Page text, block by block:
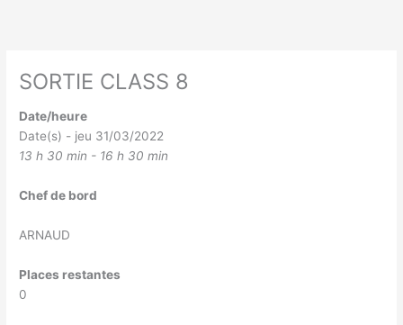
SORTIE CLASS 8
Date/heure
Date(s) - jeu 31/03/2022
13 h 30 min - 16 h 30 min
Chef de bord
ARNAUD
Places restantes
0